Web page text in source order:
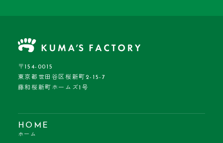
〒154-0015
東京都世田谷区桜新町2-15-7
藤和桜新町ホームズ1号
HOME
ホーム